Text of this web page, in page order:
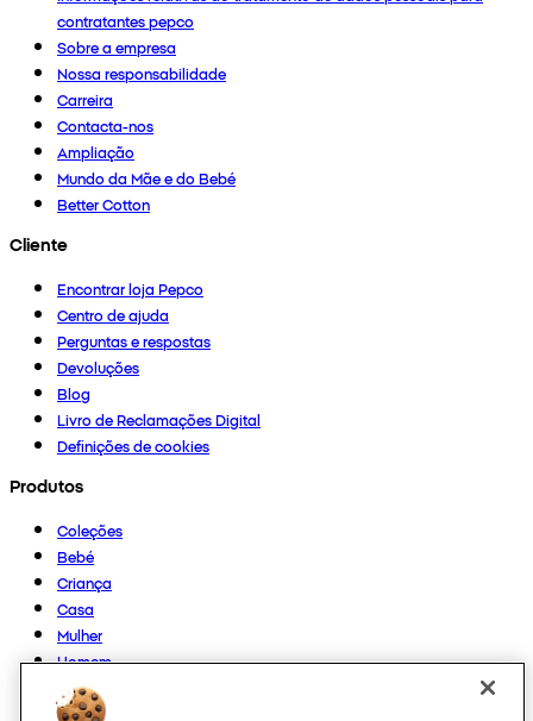
contratantes pepco
Sobre a empresa
Nossa responsabilidade
Carreira
Contacta-nos
Ampliação
Mundo da Mãe e do Bebé
Better Cotton
Cliente
Encontrar loja Pepco
Centro de ajuda
Perguntas e respostas
Devoluções
Blog
Livro de Reclamações Digital
Definições de cookies
Produtos
Coleções
Bebé
Criança
Casa
Mulher
Homem
Outros